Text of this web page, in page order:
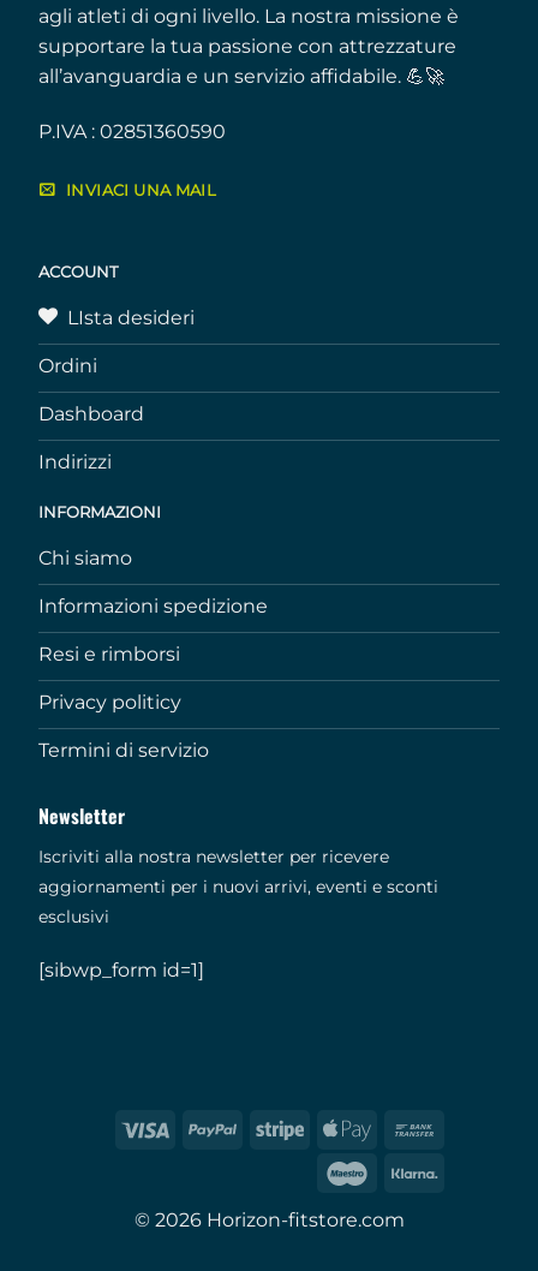
agli atleti di ogni livello. La nostra missione è
supportare la tua passione con attrezzature
all’avanguardia e un servizio affidabile. 💪🚀
P.IVA : 02851360590
INVIACI UNA MAIL
ACCOUNT
LIsta desideri
Ordini
Dashboard
Indirizzi
INFORMAZIONI
Chi siamo
Informazioni spedizione
Resi e rimborsi
Privacy politicy
Termini di servizio
Newsletter
Iscriviti alla nostra newsletter per ricevere
aggiornamenti per i nuovi arrivi, eventi e sconti
esclusivi
[sibwp_form id=1]
© 2026 Horizon-fitstore.com